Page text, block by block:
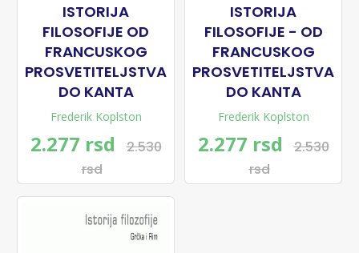
ISTORIJA
FILOSOFIJE OD
FRANCUSKOG
PROSVETITELJSTVA
DO KANTA
Frederik Koplston
2.277 rsd
2.530
rsd
ISTORIJA
FILOSOFIJE - OD
FRANCUSKOG
PROSVETITELJSTVA
DO KANTA
Frederik Koplston
2.277 rsd
2.530
rsd